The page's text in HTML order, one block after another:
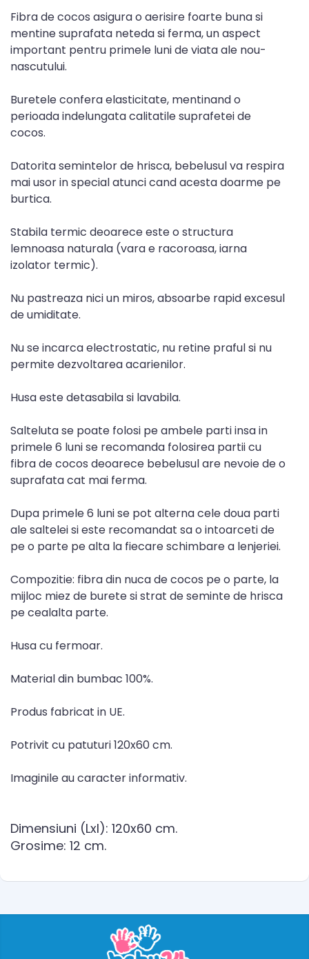
Fibra de cocos asigura o aerisire foarte buna si
mentine suprafata neteda si ferma, un aspect
important pentru primele luni de viata ale nou-
nascutului.
Buretele confera elasticitate, mentinand o
perioada indelungata calitatile suprafetei de
cocos.
Datorita semintelor de hrisca, bebelusul va respira
mai usor in special atunci cand acesta doarme pe
burtica.
Stabila termic deoarece este o structura
lemnoasa naturala (vara e racoroasa, iarna
izolator termic).
Nu pastreaza nici un miros, absoarbe rapid excesul
de umiditate.
Nu se incarca electrostatic, nu retine praful si nu
permite dezvoltarea acarienilor.
Husa este detasabila si lavabila.
Salteluta se poate folosi pe ambele parti insa in
primele 6 luni se recomanda folosirea partii cu
fibra de cocos deoarece bebelusul are nevoie de o
suprafata cat mai ferma.
Dupa primele 6 luni se pot alterna cele doua parti
ale saltelei si este recomandat sa o intoarceti de
pe o parte pe alta la fiecare schimbare a lenjeriei.
Compozitie: fibra din nuca de cocos pe o parte, la
mijloc miez de burete si strat de seminte de hrisca
pe cealalta parte.
Husa cu fermoar.
Material din bumbac 100%.
Produs fabricat in UE.
Potrivit cu patuturi 120x60 cm.
Imaginile au caracter informativ.
Dimensiuni (Lxl): 120x60 cm.
Grosime: 12 cm.